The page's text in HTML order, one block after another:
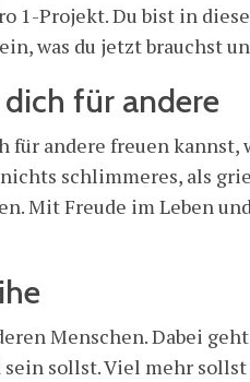
1-Projekt. Du bist in
was du jetzt brauchst
dich für andere
für andere freuen
schlimmeres, als
Mit Freude im Leben
Menschen. Dabei
sollst. Viel mehr